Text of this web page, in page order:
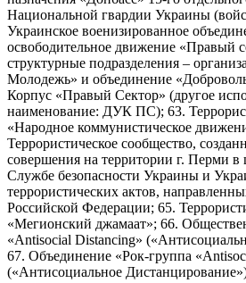
Национальной гвардии Украины
Украинское военизированное
освободительное движение «Правый
структурные подразделения –
Молодежь» и объединение
Корпус «Правый Сектор» (другое
наименование: ДУК ПС); 63.
«Народное коммунистическое
Террористическое сообщество,
совершения на территории г. Перми в
Службе безопасности Украины и
террористических актов,
Российской Федерации; 65.
«Мегионский джамаат»; 66.
«Antisocial Distancing»
67. Объединение «Рок-группа
(«Антисоциальное